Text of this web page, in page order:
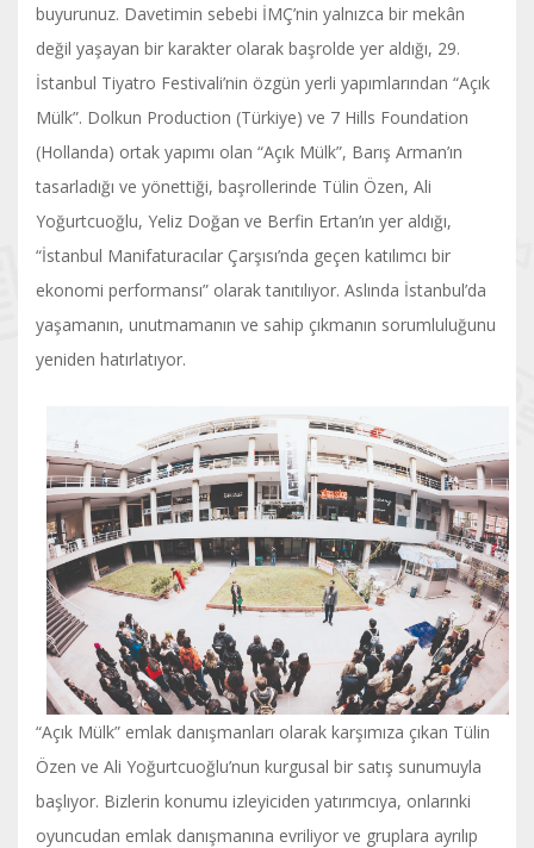
buyurunuz. Davetimin sebebi İMÇ’nin yalnızca bir mekân
değil yaşayan bir karakter olarak başrolde yer aldığı, 29.
İstanbul Tiyatro Festivali’nin özgün yerli yapımlarından “Açık
Mülk”. Dolkun Production (Türkiye) ve 7 Hills Foundation
(Hollanda) ortak yapımı olan “Açık Mülk”, Barış Arman’ın
tasarladığı ve yönettiği, başrollerinde Tülin Özen, Ali
Yoğurtcuoğlu, Yeliz Doğan ve Berfin Ertan’ın yer aldığı,
“İstanbul Manifaturacılar Çarşısı’nda geçen katılımcı bir
ekonomi performansı” olarak tanıtılıyor. Aslında İstanbul’da
yaşamanın, unutmamanın ve sahip çıkmanın sorumluluğunu
yeniden hatırlatıyor.
“Açık Mülk” emlak danışmanları olarak karşımıza çıkan Tülin
Özen ve Ali Yoğurtcuoğlu’nun kurgusal bir satış sunumuyla
başlıyor. Bizlerin konumu izleyiciden yatırımcıya, onlarınki
oyuncudan emlak danışmanına evriliyor ve gruplara ayrılıp